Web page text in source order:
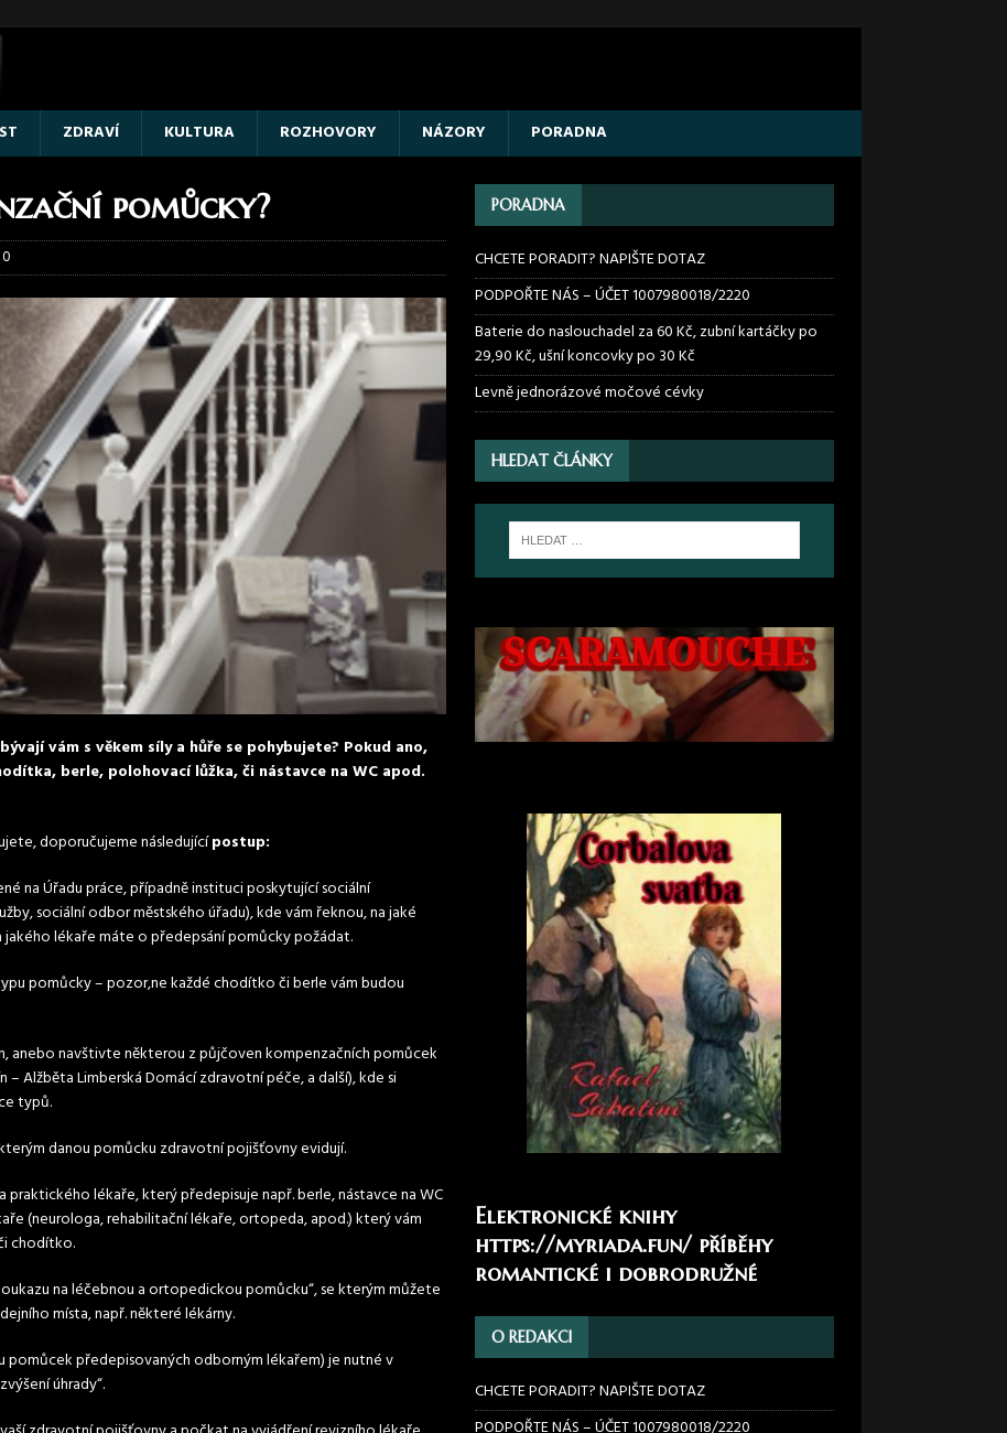
ZDRAVÍ KULTURA ROZHOVORY NÁZORY PORADNA
pomůcky?
0
vám s věkem síly a hůře se pohybujete? Pokud ano,
berle, polohovací lůžka, či nástavce na WC apod.
doporučujeme následujícípostup:
na Úřadu práce, případně instituci poskytující sociální
sociální odbor městského úřadu), kde vám řeknou, na jaké
lékaře máte o předepsání pomůcky požádat.
pomůcky – pozor,ne každé chodítko či berle vám budou
anebo navštivte některou z půjčoven kompenzačních pomůcek
– Alžběta Limberská Domácí zdravotní péče, a další), kde si
typů.
danou pomůcku zdravotní pojišťovny evidují.
lékaře, který předepisuje např. berle, nástavce na WC
(neurologa, rehabilitační lékaře, ortopeda, apod.) který vám
chodítko.
na léčebnou a ortopedickou pomůcku“, se kterým můžete
místa, např. některé lékárny.
pomůcek předepisovaných odborným lékařem) je nutné v
úhrady“.
PORADNA
CHCETE PORADIT? NAPIŠTE DOTAZ
PODPOŘTE NÁS – ÚČET 1007980018/2220
Baterie do naslouchadel za 60 Kč, zubní kartáčky po
29,90 Kč, ušní koncovky po 30 Kč
Levně jednorázové močové cévky
HLEDAT ČLÁNKY
Elektronické knihy
https://myriada.fun/příběhy
romantické i dobrodružné
O REDAKCI
CHCETE PORADIT? NAPIŠTE DOTAZ